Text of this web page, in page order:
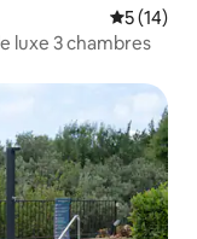
5 (14)
luxe 3 chambres